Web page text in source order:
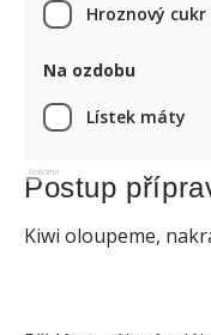
Hroznový cukr
Na ozdobu
Lístek máty
Reklama
Postup
Kiwi oloupeme,